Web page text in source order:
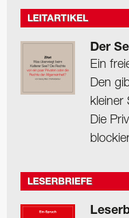
LEITARTIKEL
Der
Ein
Den
kleiner
Die
LESERBRIEFE